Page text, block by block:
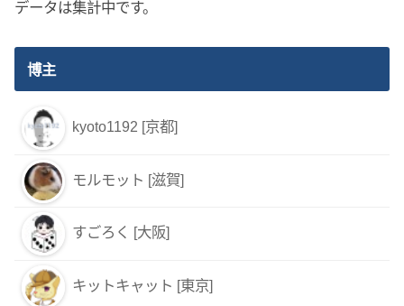
データは集計中です。
博主
kyoto1192 [京都]
モルモット [滋賀]
すごろく [大阪]
キットキャット [東京]